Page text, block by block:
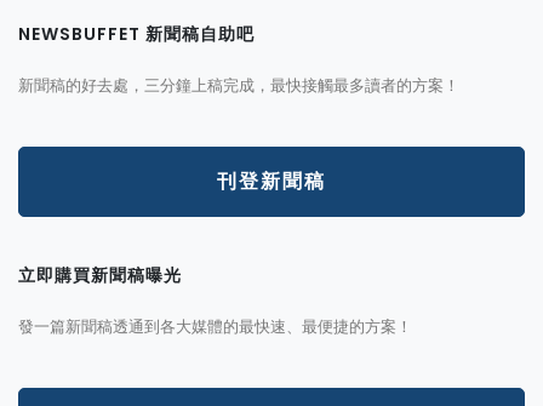
NEWSBUFFET 新聞稿自助吧
新聞稿的好去處，三分鐘上稿完成，最快接觸最多讀者的方案！
刊登新聞稿
立即購買新聞稿曝光
發一篇新聞稿透通到各大媒體的最快速、最便捷的方案！